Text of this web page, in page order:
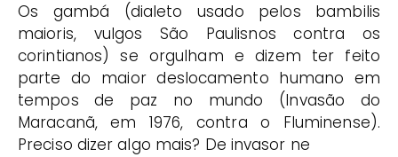
Os gambá (dialeto usado pelos bambilis
maioris, vulgos São Paulisnos contra os
corintianos) se orgulham e dizem ter feito
parte do maior deslocamento humano em
tempos de paz no mundo (Invasão do
Maracanã, em 1976, contra o Fluminense).
Preciso dizer algo mais? De invasor ne